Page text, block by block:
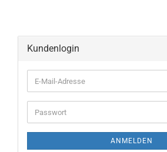
Kundenlogin
E-
Mail-
Adresse
Passwort
ANMELDEN